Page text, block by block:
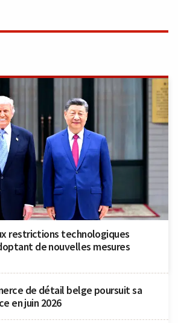
restrictions technologiques
de nouvelles mesures
de détail belge poursuit sa
en juin 2026